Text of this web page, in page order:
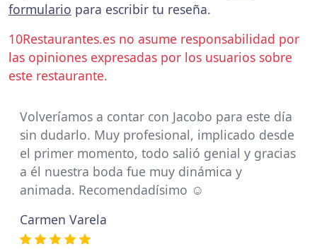
formulario para escribir tu reseña.
10Restaurantes.es no asume responsabilidad por
las opiniones expresadas por los usuarios sobre
este restaurante.
Volveríamos a contar con Jacobo para este día
sin dudarlo. Muy profesional, implicado desde
el primer momento, todo salió genial y gracias
a él nuestra boda fue muy dinámica y
animada. Recomendadísimo ☺️
Carmen Varela